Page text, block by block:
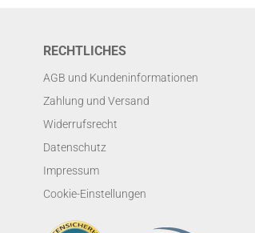
RECHTLICHES
AGB und Kundeninformationen
Zahlung und Versand
Widerrufsrecht
Datenschutz
Impressum
Cookie-Einstellungen